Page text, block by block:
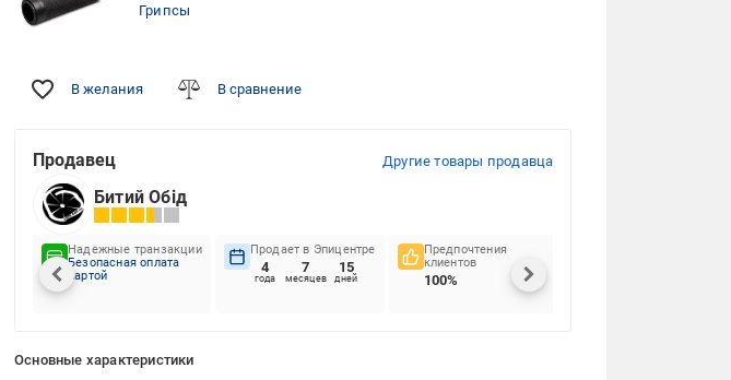
Грипсы
В желания В сравнение
Продавец Другие товары продавца
Битий Обід
Надежные транзакции
Безопасная оплата
картой
Продает в Эпицентре
4
года
7
месяцев
15
дней
Предпочтения
клиентов
100%
Основные характеристики